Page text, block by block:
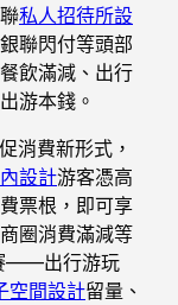
私人招待所設
聯閃付等頭部
飲滿減、出行
游本錢。
消費新形式，
設計游客憑高
票根，即可享
圈消費滿減等
——出行游玩
空間設計留量、